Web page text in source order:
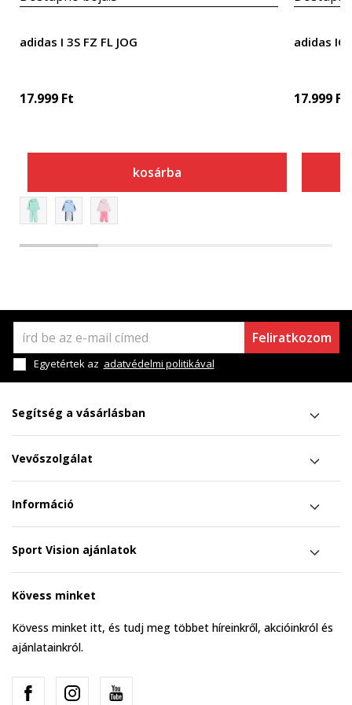
adidas I 3S FZ FL JOG
17.999 Ft
kosárba
adidas IG
17.999 Ft
Feliratkozom
Egyetértek az adatvédelmi politikával
Segítség a vásárlásban
Vevőszolgálat
Információ
Sport Vision ajánlatok
Kövess minket
Kövess minket itt, és tudj meg többet híreinkről, akcióinkról és
ajánlatainkról.